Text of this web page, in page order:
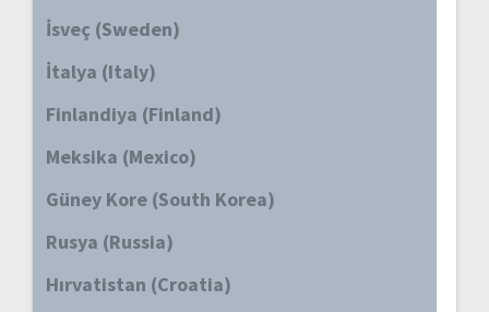
İsveç (Sweden)
İtalya (Italy)
Finlandiya (Finland)
Meksika (Mexico)
Güney Kore (South Korea)
Rusya (Russia)
Hırvatistan (Croatia)